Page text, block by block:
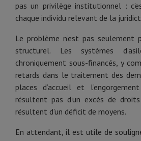
pas un privilège institutionnel :
chaque individu relevant de la
Le problème n’est pas seulement
structurel. Les systèmes
chroniquement sous-financés, y
retards dans le traitement des
places d’accueil et
résultent pas d’un excès de
résultent d’un déficit de moyens.
En attendant, il est utile de